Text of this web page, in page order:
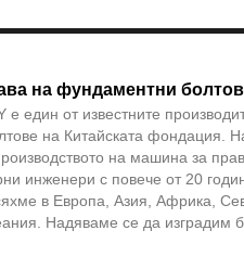
на фундаментни
е един от известните
на Китайската фондация.
на машина за
инженери с повече от 20
в Европа, Азия, Африка,
Надяваме се да изградим